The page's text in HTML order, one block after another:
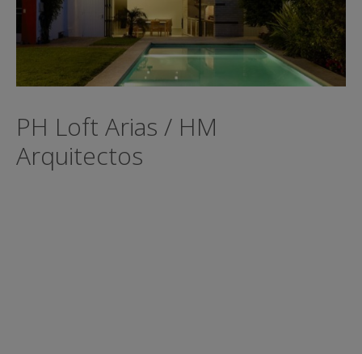
PH Loft Arias / HM
Arquitectos